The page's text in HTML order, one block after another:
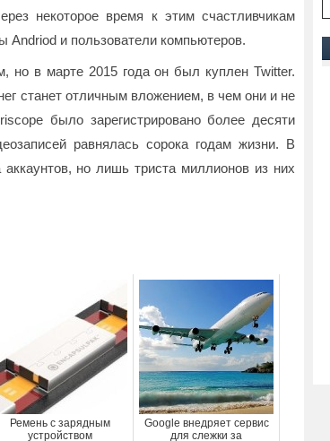
некоторое время к этим счастливчикам
Andriod и пользователи компьютеров.
но в марте 2015 года он был куплен Twitter.
станет отличным вложением, в чем они и не
было зарегистрировано более десяти
равнялась сорока годам жизни. В
но лишь триста миллионов из них
Ремень с зарядным
устройством
Google внедряет сервис
для слежки за